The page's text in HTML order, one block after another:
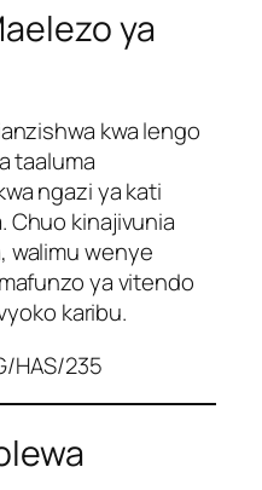
ya
kwa lengo
taaluma
ngazi ya kati
Chuo kinajivunia
walimu wenye
ya vitendo
karibu.
HAS/235